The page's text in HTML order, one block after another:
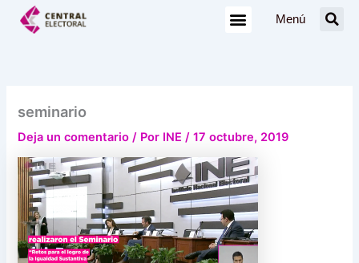
Menú
seminario
Deja un comentario / Por INE/17 octubre, 2019